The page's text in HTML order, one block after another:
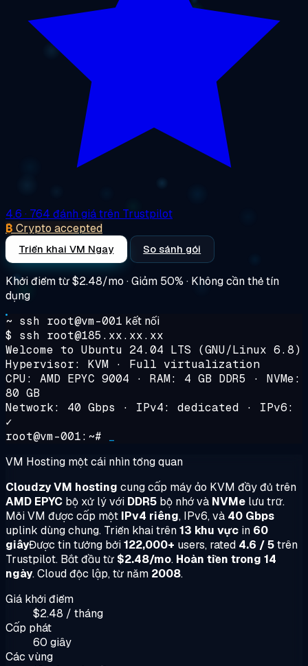
4.6 · 764 đánh giá trên Trustpilot
₿ Crypto accepted
Triển khai VM Ngay So sánh gói
Khởi điểm từ$2.48/mo · Giảm 50% · Không cần thẻ tín
dụng
~ ssh root@vm-001 kết nối
$ ssh root@185.xx.xx.xx
Welcome to Ubuntu 24.04 LTS (GNU/Linux 6.8)
Hypervisor: KVM · Full virtualization
CPU: AMD EPYC 9004 · RAM: 4 GB DDR5 · NVMe:
80 GB
Network: 40 Gbps · IPv4: dedicated · IPv6:
✓
root@vm-001:~#
VM Hosting một cái nhìn tổng quan
Cloudzy VM hosting cung cấp máy ảo KVM đầy đủ trên
AMD EPYC bộ xử lý với DDR5 bộ nhớ và NVMe lưu trữ.
Mỗi VM được cấp một IPv4 riêng, IPv6, và 40 Gbps
uplink dùng chung. Triển khai trên13 khu vực in 60
giâyĐược tin tưởng bởi122,000+ users, rated 4.6 / 5trên
Trustpilot. Bắt đầu từ $2.48/mo. Hoàn tiền trong 14
ngày. Cloud độc lập, từ năm 2008.
Giá khởi điểm
$2.48 / tháng
Cấp phát
60 giây
Các vùng